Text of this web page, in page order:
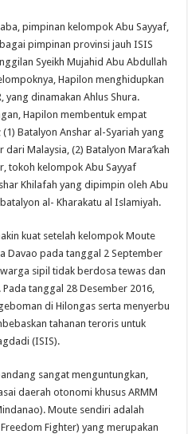
pimpinan kelompok Abu Sayyaf,
pimpinan provinsi jauh ISIS
Syeikh Mujahid Abu Abdullah
Hapilon menghidupkan
yang dinamakan Ahlus Shura.
Hapilon membentuk empat
Batalyon Anshar al-Syariah yang
Malaysia, (2) Batalyon Mara’kah
tokoh kelompok Abu Sayyaf
Khilafah yang dipimpin oleh Abu
al- Kharakatu al Islamiyah.
kuat setelah kelompok Moute
Davao pada tanggal 2 September
sipil tidak berdosa tewas dan
tanggal 28 Desember 2016,
di Hilongas serta menyerbu
tahanan teroris untuk
(ISIS).
sangat menguntungkan,
daerah otonomi khusus ARMM
Moute sendiri adalah
Fighter) yang merupakan